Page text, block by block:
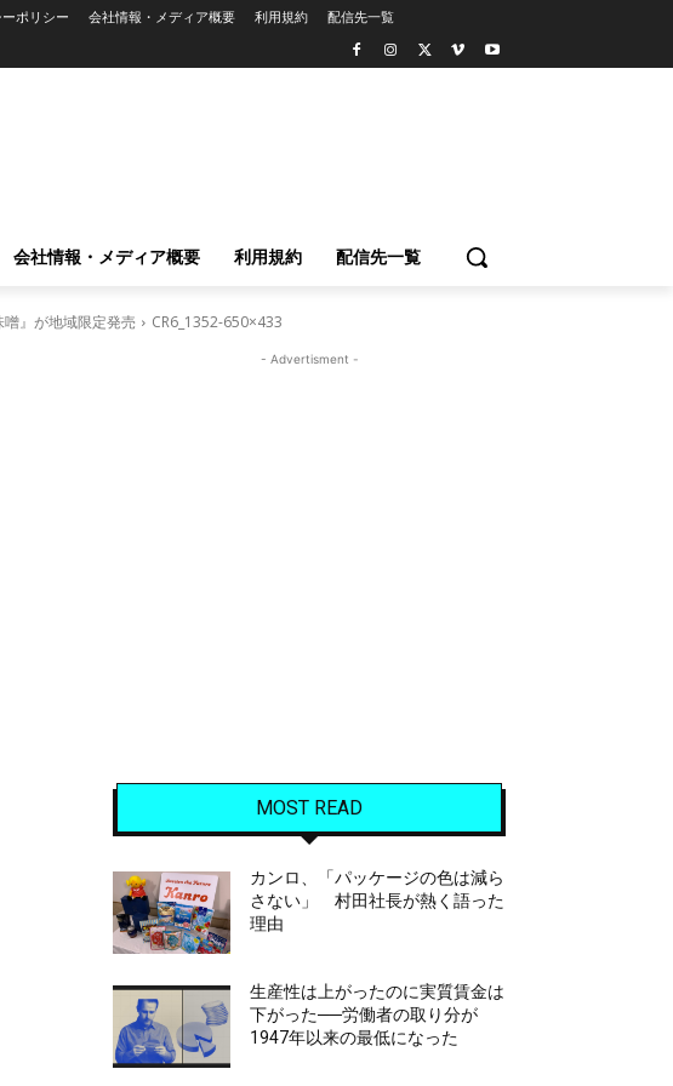
ポリシー 会社情報・メディア概要 利用規約 配信先一覧
会社情報・メディア概要 利用規約 配信先一覧
』が地域限定発売 CR6_1352-650×433
- Advertisment -
MOST READ
カンロ、「パッケージの色は減ら
さない」 村田社長が熱く語った
理由
生産性は上がったのに実質賃金は
下がった──労働者の取り分が
1947年以来の最低になった